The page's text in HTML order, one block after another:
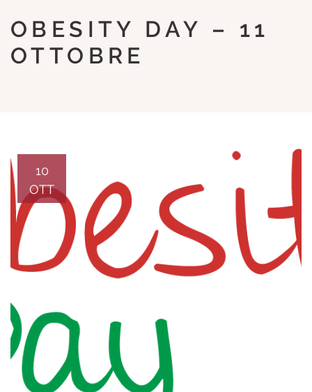
OBESITY DAY – 11
OTTOBRE
10
OTT